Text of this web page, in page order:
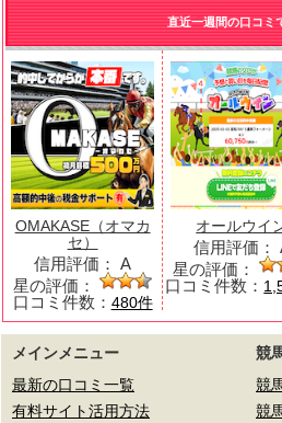
直近一週間の口コミ
OMAKASE（オマカ
セ）
信用評価： A
星の評価：
口コミ件数： 480件
オールウイ
信用評価：
星の評価：
口コミ件数：
メインメニュー
最新の口コミ一覧
有料サイト活用方法
競
競
競